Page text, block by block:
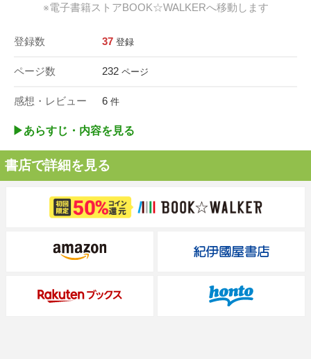
※電子書籍ストアBOOK☆WALKERへ移動します
登録数 37 登録
ページ数 232 ページ
感想・レビュー 6 件
▶︎あらすじ・内容を見る
書店で詳細を見る